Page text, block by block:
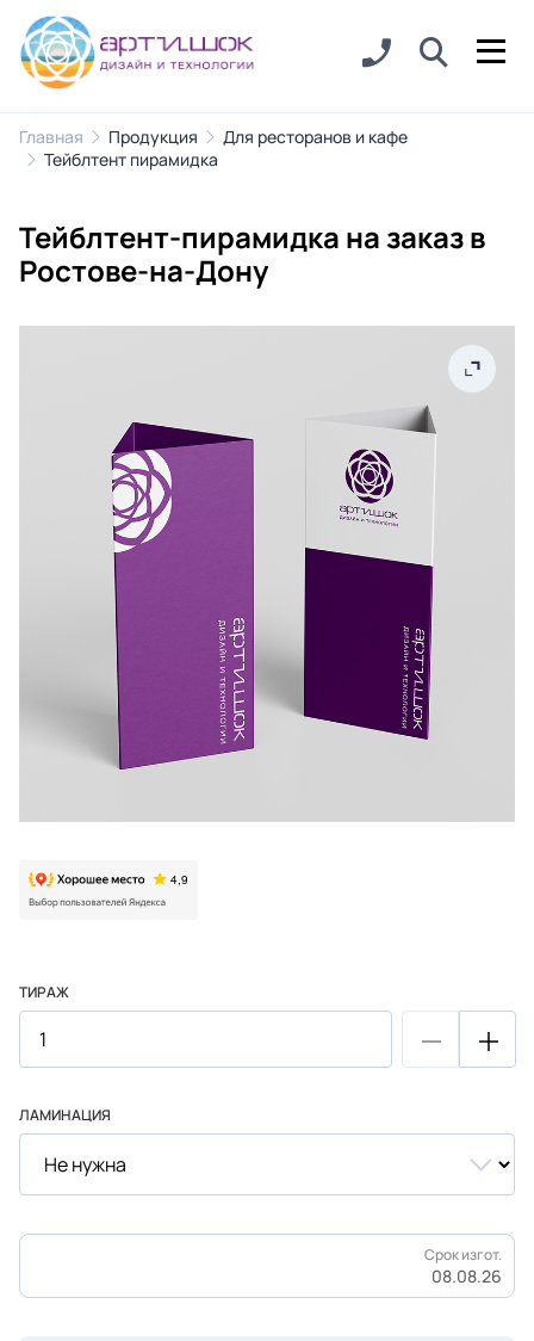
Главная Продукция
Для ресторанов и кафе
Тейблтент пирамидка
Тейблтент-пирамидка на заказ в
Ростове-на-Дону
ТИРАЖ
ЛАМИНАЦИЯ
Срок изгот.
08.08.26